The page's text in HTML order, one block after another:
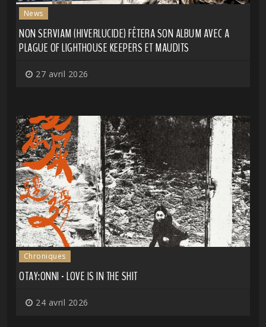
News
NON SERVIAM (HIVERLUCIDE) FÊTERA SON ALBUM AVEC A
PLAGUE OF LIGHTHOUSE KEEPERS ET MAUDITS
27 avril 2026
Chroniques
OTAY:ONNI - LOVE IS IN THE SHIT
24 avril 2026